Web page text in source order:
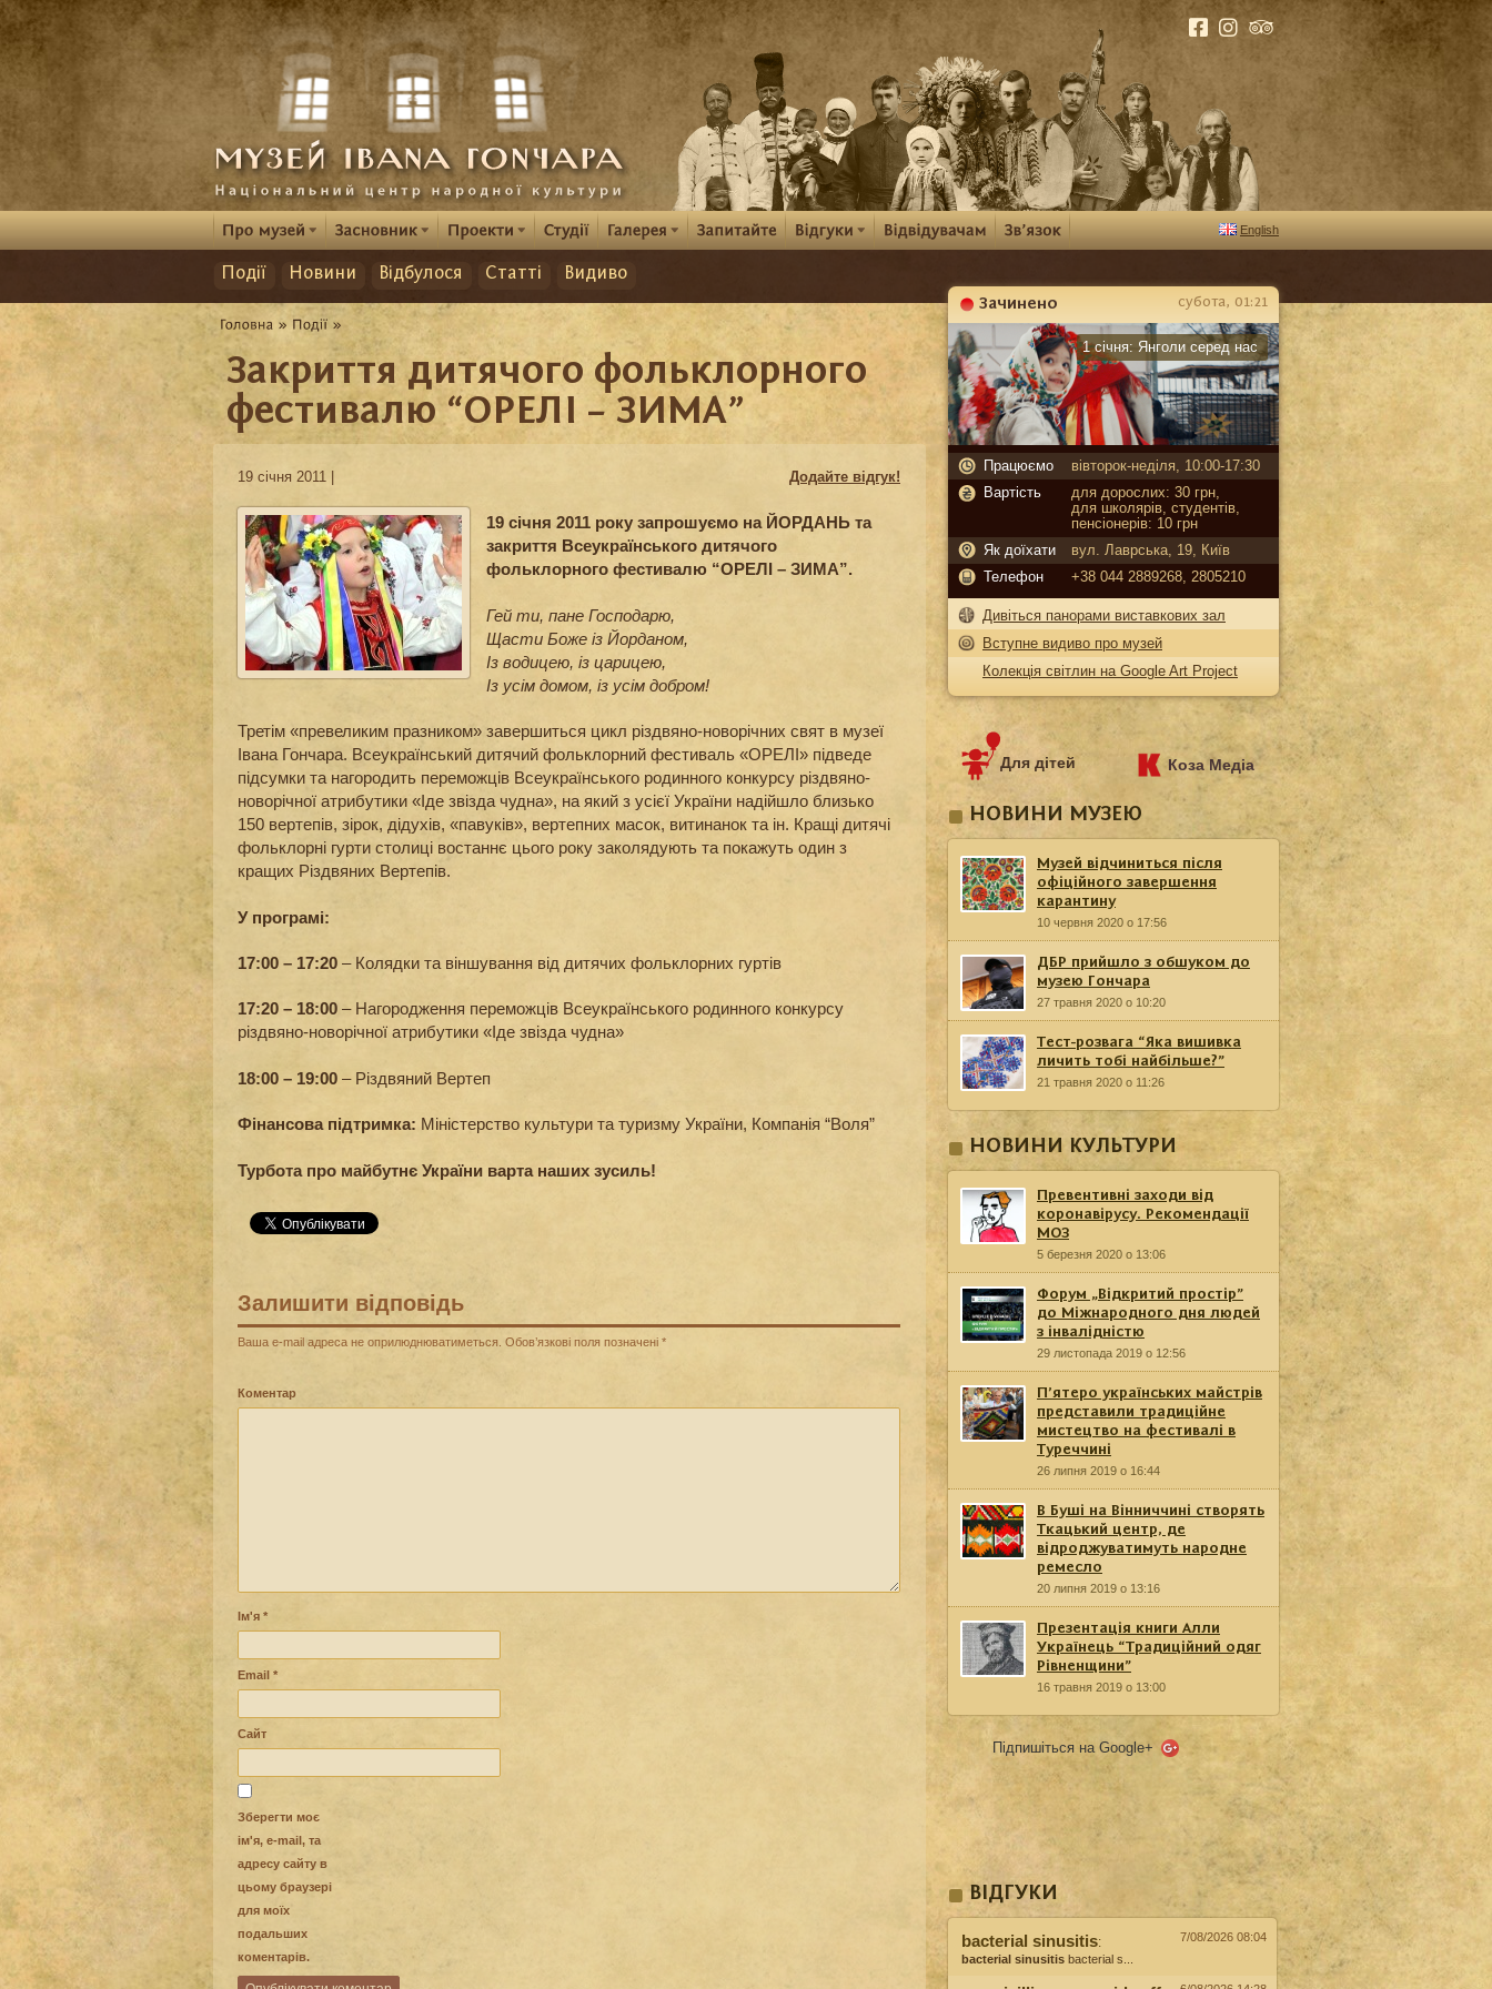
English
Події Новини Відбулося Статті Видиво
Закриття дитячого фольклорного
фестивалю “ОРЕЛІ – ЗИМА”
19 січня 2011 | Додайте відгук!
19 січня 2011 року запрошуємо на ЙОРДАНЬ та
закриття Всеукраїнського дитячого
фольклорного фестивалю “ОРЕЛІ – ЗИМА”.
Гей ти, пане Господарю,
Щасти Боже із Йорданом,
Із водицею, із царицею,
Із усім домом, із усім добром!
Третім «превеликим празником» завершиться цикл різдвяно-новорічних свят в музеї
Івана Гончара. Всеукраїнський дитячий фольклорний фестиваль «ОРЕЛІ» підведе
підсумки та нагородить переможців Всеукраїнського родинного конкурсу різдвяно-
новорічної атрибутики «Іде звізда чудна», на який з усієї України надійшло близько
150 вертепів, зірок, дідухів, «павуків», вертепних масок, витинанок та ін. Кращі дитячі
фольклорні гурти столиці востаннє цього року заколядують та покажуть один з
кращих Різдвяних Вертепів.
У програмі:
17:00 – 17:20 – Колядки та віншування від дитячих фольклорних гуртів
17:20 – 18:00 – Нагородження переможців Всеукраїнського родинного конкурсу
різдвяно-новорічної атрибутики «Іде звізда чудна»
18:00 – 19:00 – Різдвяний Вертеп
Фінансова підтримка: Міністерство культури та туризму України, Компанія “Воля”
Турбота про майбутнє України варта наших зусиль!
Залишити відповідь
Ваша e-mail адреса не оприлюднюватиметься. Обов’язкові поля позначені *
Коментар
Ім'я *
Email *
Сайт
Зберегти моє
ім'я, e-mail, та
адресу сайту в
цьому браузері
для моїх
подальших
коментарів.
Зачинено
Карантин
субота, 01:21
1 січня: Янголи серед нас
Працюємо
вівторок-неділя, 10:00-17:30
Вартість
для дорослих: 30 грн,
для школярів, студентів,
пенсіонерів: 10 грн
Як доїхати
вул. Лаврська, 19, Київ
Телефон
+38 044 2889268, 2805210
Дивіться панорами виставкових зал
Вступне видиво про музей
Колекція світлин на Google Art Project
Для дітей Коза Медіа
НОВИНИ МУЗЕЮ
Музей відчиниться після
офіційного завершення
карантину
10 червня 2020 о 17:56
ДБР прийшло з обшуком до
музею Гончара
27 травня 2020 о 10:20
Тест-розвага “Яка вишивка
личить тобі найбільше?”
21 травня 2020 о 11:26
НОВИНИ КУЛЬТУРИ
Превентивні заходи від
коронавірусу. Рекомендації
МОЗ
5 березня 2020 о 13:06
Форум „Відкритий простір”
до Міжнародного дня людей
з інвалідністю
29 листопада 2019 о 12:56
П’ятеро українських майстрів
представили традиційне
мистецтво на фестивалі в
Туреччині
26 липня 2019 о 16:44
В Буші на Вінниччині створять
Ткацький центр, де
відроджуватимуть народне
ремесло
20 липня 2019 о 13:16
Презентація книги Алли
Українець “Традиційний одяг
Рівненщини”
16 травня 2019 о 13:00
Підпишіться на Google+
ВІДГУКИ
bacterial sinusitis:
bacterial sinusitis bacterial s...
7/08/2026 08:04